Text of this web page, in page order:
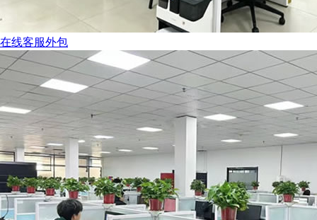
在线客服外包